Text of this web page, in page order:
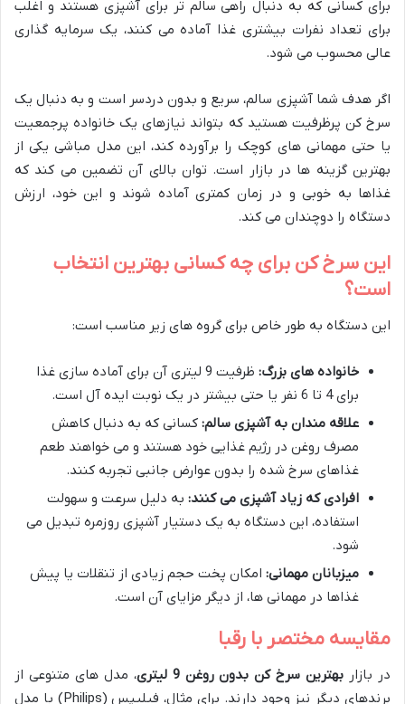
برای کسانی که به دنبال راهی سالم تر برای آشپزی هستند و اغلب
برای تعداد نفرات بیشتری غذا آماده می کنند، یک سرمایه گذاری
عالی محسوب می شود.
اگر هدف شما آشپزی سالم، سریع و بدون دردسر است و به دنبال یک
سرخ کن پرظرفیت هستید که بتواند نیازهای یک خانواده پرجمعیت
یا حتی مهمانی های کوچک را برآورده کند، این مدل مباشی یکی از
بهترین گزینه ها در بازار است. توان بالای آن تضمین می کند که
غذاها به خوبی و در زمان کمتری آماده شوند و این خود، ارزش
دستگاه را دوچندان می کند.
این سرخ کن برای چه کسانی بهترین انتخاب
است؟
این دستگاه به طور خاص برای گروه های زیر مناسب است:
خانواده های بزرگ:
ظرفیت 9 لیتری آن برای آماده سازی غذا
برای 4 تا 6 نفر یا حتی بیشتر در یک نوبت ایده آل است.
علاقه مندان به آشپزی سالم: کسانی که به دنبال کاهش
مصرف روغن در رژیم غذایی خود هستند و می خواهند طعم
غذاهای سرخ شده را بدون عوارض جانبی تجربه کنند.
افرادی که زیاد آشپزی می کنند: به دلیل سرعت و سهولت
استفاده، این دستگاه به یک دستیار آشپزی روزمره تبدیل می
شود.
میزبانان مهمانی: امکان پخت حجم زیادی از تنقلات یا پیش
غذاها در مهمانی ها، از دیگر مزایای آن است.
مقایسه مختصر با رقبا
در بازار بهترین سرخ کن بدون روغن 9 لیتری
، مدل های متنوعی از
برندهای دیگر نیز وجود دارند. برای مثال، فیلیپس (Philips) با مدل